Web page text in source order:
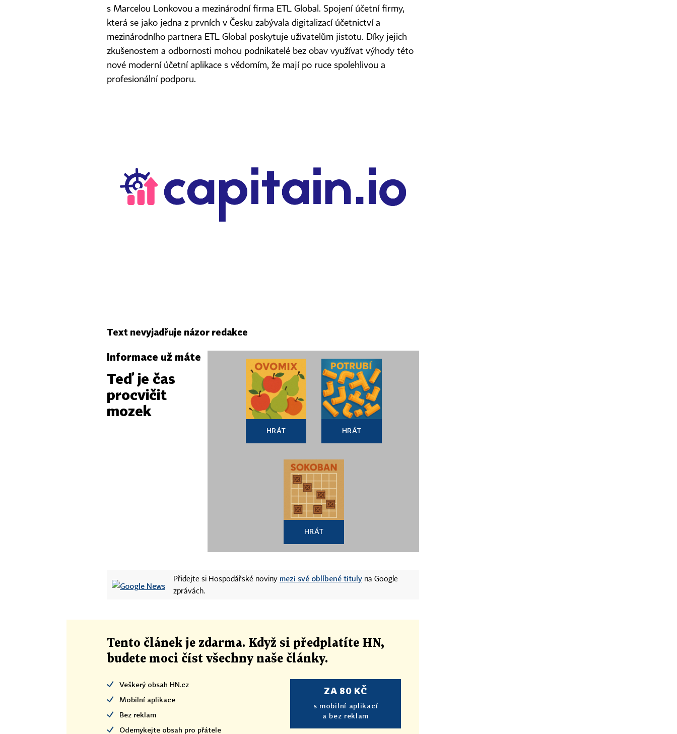
s Marcelou Lonkovou a mezinárodní firma ETL Global. Spojení účetní firmy,
která se jako jedna z prvních v Česku zabývala digitalizací účetnictví a
mezinárodního partnera ETL Global poskytuje uživatelům jistotu. Díky jejich
zkušenostem a odbornosti mohou podnikatelé bez obav využívat výhody této
nové moderní účetní aplikace s vědomím, že mají po ruce spolehlivou a
profesionální podporu.
Text nevyjadřuje názor redakce
Informace už máte
Teď je čas
procvičit
mozek
HRÁT HRÁT
HRÁT
Přidejte si Hospodářské noviny mezi své oblíbené tituly na Google
zprávách.
Tento článek je zdarma. Když si předplatíte HN,
budete moci číst všechny naše články.
Veškerý obsah HN.cz
Mobilní aplikace
Bez reklam
Odemykejte obsah pro přátele
ZA 80 KČ
s mobilní aplikací
a bez reklam